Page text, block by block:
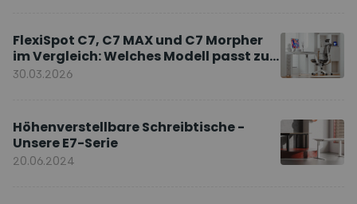
FlexiSpot C7, C7 MAX und C7 Morpher
im Vergleich: Welches Modell passt zu
Ihnen?
30.03.2026
Höhenverstellbare Schreibtische -
Unsere E7-Serie
20.06.2024